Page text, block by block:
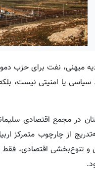
میهنی، نفت برای حزب
یا امنیتی نیست،
در مجمع اقتصادی
از چارچوب متمرکز
تنوع‌بخشی اقتصادی،